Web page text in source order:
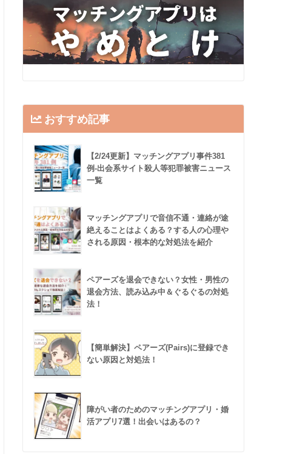
おすすめ記事
【2/24更新】マッチングアプリ事件381
例-出会系サイト殺人等犯罪被害ニュース
一覧
マッチングアプリで音信不通・連絡が途
絶えることはよくある？する人の心理や
される原因・根本的な対処法を紹介
ペアーズを退会できない？女性・男性の
退会方法、読み込み中＆ぐるぐるの対処
法！
【簡単解決】ペアーズ(Pairs)に登録でき
ない原因と対処法！
障がい者のためのマッチングアプリ・婚
活アプリ7選！出会いはあるの？